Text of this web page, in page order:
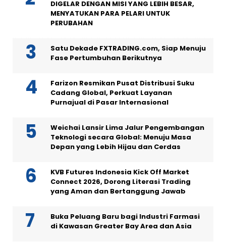
DIGELAR DENGAN MISI YANG LEBIH BESAR,
MENYATUKAN PARA PELARI UNTUK
PERUBAHAN
Satu Dekade FXTRADING.com, Siap Menuju
Fase Pertumbuhan Berikutnya
Farizon Resmikan Pusat Distribusi Suku
Cadang Global, Perkuat Layanan
Purnajual di Pasar Internasional
Weichai Lansir Lima Jalur Pengembangan
Teknologi secara Global: Menuju Masa
Depan yang Lebih Hijau dan Cerdas
KVB Futures Indonesia Kick Off Market
Connect 2026, Dorong Literasi Trading
yang Aman dan Bertanggung Jawab
Buka Peluang Baru bagi Industri Farmasi
di Kawasan Greater Bay Area dan Asia